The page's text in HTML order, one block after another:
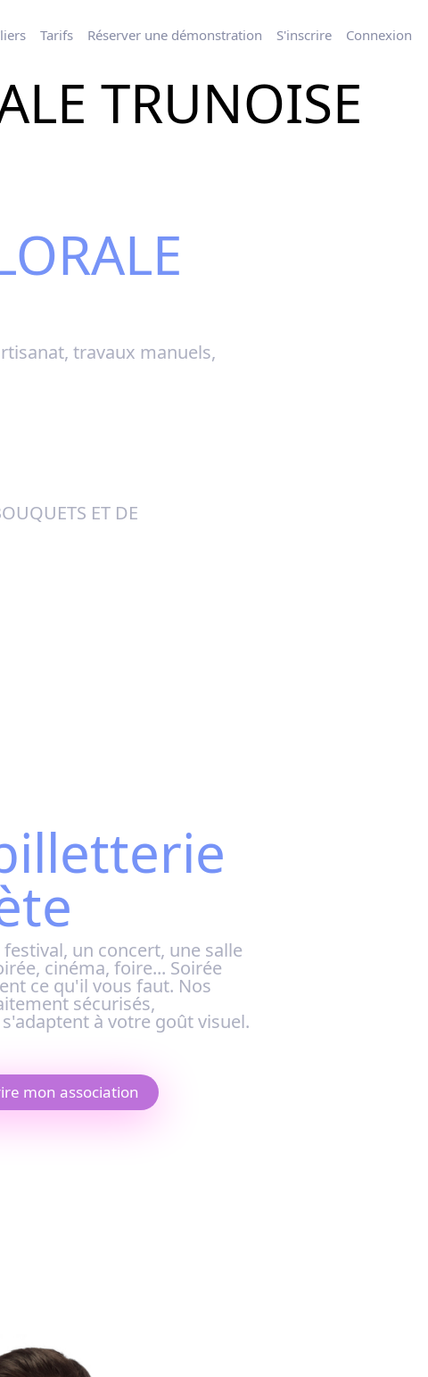
Tarifs Réserver une démonstration S'inscrire Connexion
TRUNOISE
travaux manuels,
ET DE
festival, un concert, une salle
cinéma, foire... Soirée
ce qu'il vous faut. Nos
sécurisés,
à votre goût visuel.
mon association